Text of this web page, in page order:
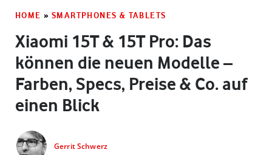
HOME » SMARTPHONES & TABLETS
Xiaomi 15T & 15T Pro: Das
können die neuen Modelle –
Farben, Specs, Preise & Co. auf
einen Blick
Gerrit Schwerz